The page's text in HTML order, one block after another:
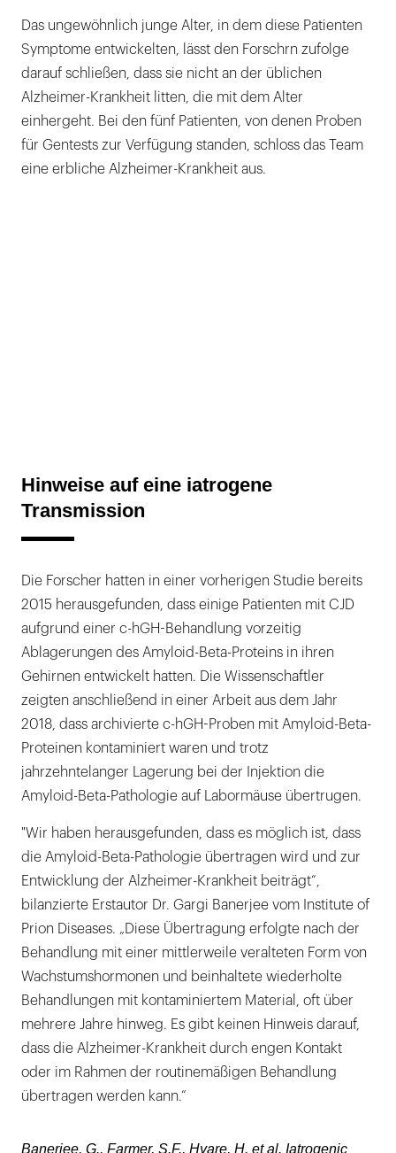
Das ungewöhnlich junge Alter, in dem diese Patienten
Symptome entwickelten, lässt den Forschrn zufolge
darauf schließen, dass sie nicht an der üblichen
Alzheimer-Krankheit litten, die mit dem Alter
einhergeht. Bei den fünf Patienten, von denen Proben
für Gentests zur Verfügung standen, schloss das Team
eine erbliche Alzheimer-Krankheit aus.
Hinweise auf eine iatrogene
Transmission
Die Forscher hatten in einer vorherigen Studie bereits
2015 herausgefunden, dass einige Patienten mit CJD
aufgrund einer c-hGH-Behandlung vorzeitig
Ablagerungen des Amyloid-Beta-Proteins in ihren
Gehirnen entwickelt hatten. Die Wissenschaftler
zeigten anschließend in einer Arbeit aus dem Jahr
2018, dass archivierte c-hGH-Proben mit Amyloid-Beta-
Proteinen kontaminiert waren und trotz
jahrzehntelanger Lagerung bei der Injektion die
Amyloid-Beta-Pathologie auf Labormäuse übertrugen.
"Wir haben herausgefunden, dass es möglich ist, dass
die Amyloid-Beta-Pathologie übertragen wird und zur
Entwicklung der Alzheimer-Krankheit beiträgt“,
bilanzierte Erstautor Dr. Gargi Banerjee vom Institute of
Prion Diseases. „Diese Übertragung erfolgte nach der
Behandlung mit einer mittlerweile veralteten Form von
Wachstumshormonen und beinhaltete wiederholte
Behandlungen mit kontaminiertem Material, oft über
mehrere Jahre hinweg. Es gibt keinen Hinweis darauf,
dass die Alzheimer-Krankheit durch engen Kontakt
oder im Rahmen der routinemäßigen Behandlung
übertragen werden kann.“
Banerjee, G., Farmer, S.F., Hyare, H. et al. Iatrogenic